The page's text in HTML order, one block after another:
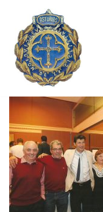
Saltar
al
contenido